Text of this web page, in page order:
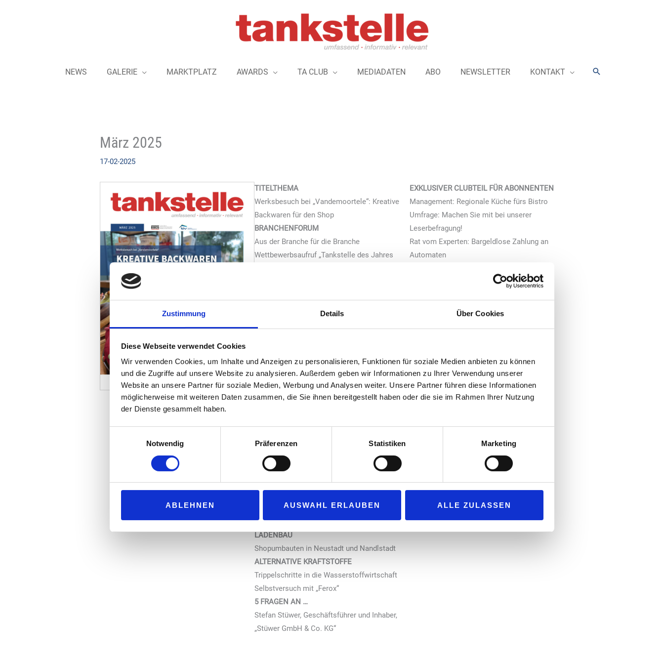
Zustimmung Details Über Cookies
Diese Webseite verwendet Cookies
Wir verwenden Cookies, um Inhalte und Anzeigen zu personalisieren, Funktionen für soziale Medien anbieten zu können
und die Zugriffe auf unsere Website zu analysieren. Außerdem geben wir Informationen zu Ihrer Verwendung unserer
Website an unsere Partner für soziale Medien, Werbung und Analysen weiter. Unsere Partner führen diese Informationen
möglicherweise mit weiteren Daten zusammen, die Sie ihnen bereitgestellt haben oder die sie im Rahmen Ihrer Nutzung
der Dienste gesammelt haben.
Notwendig
Präferenzen Statistiken Marketing
ABLEHNEN AUSWAHL ERLAUBEN ALLE ZULASSEN
NEWS GALERIE MARKTPLATZ AWARDS TA CLUB MEDIADATEN ABO NEWSLETTER KONTAKT Suchen
März 2025
17-02-2025
TITELTHEMA
Werksbesuch bei „Vandemoortele“: Kreative
Backwaren für den Shop
BRANCHENFORUM
Aus der Branche für die Branche
Wettbewerbsaufruf „Tankstelle des Jahres
Tabakwaren: Next Generation Products
Neue Produkte
Best Practice und Kaffeevollautomaten-
Vergleich
Interview mit Carsten Müller, neuer
Vorstandschef des „bft“
VERBÄNDE
BTG
TIV
Lagerlogistik und neue Waschanlage bei „Otto
Christ“
LADENBAU
Shopumbauten in Neustadt und Nandlstadt
ALTERNATIVE KRAFTSTOFFE
Trippelschritte in die Wasserstoffwirtschaft
Selbstversuch mit „Ferox“
5 FRAGEN AN …
Stefan Stüwer, Geschäftsführer und Inhaber,
„Stüwer GmbH & Co. KG“
EXKLUSIVER CLUBTEIL FÜR ABONNENTEN
Management: Regionale Küche fürs Bistro
Umfrage: Machen Sie mit bei unserer
Leserbefragung!
Rat vom Experten: Bargeldlose Zahlung an
Automaten